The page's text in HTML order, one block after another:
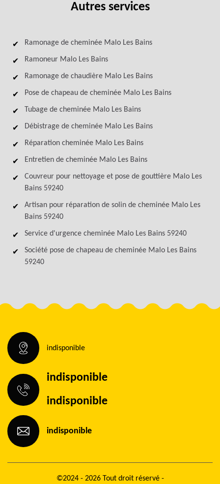
Autres services
Ramonage de cheminée Malo Les Bains
Ramoneur Malo Les Bains
Ramonage de chaudière Malo Les Bains
Pose de chapeau de cheminée Malo Les Bains
Tubage de cheminée Malo Les Bains
Débistrage de cheminée Malo Les Bains
Réparation cheminée Malo Les Bains
Entretien de cheminée Malo Les Bains
Couvreur pour nettoyage et pose de gouttière Malo Les
Bains 59240
Artisan pour réparation de solin de cheminée Malo Les
Bains 59240
Service d'urgence cheminée Malo Les Bains 59240
Société pose de chapeau de cheminée Malo Les Bains
59240
indisponible
indisponible
indisponible
indisponible
©2024 - 2026 Tout droit réservé -